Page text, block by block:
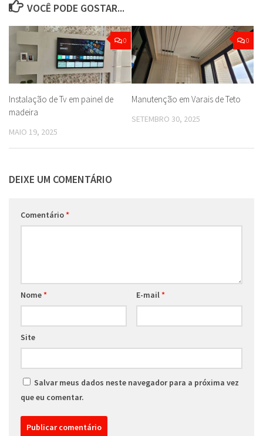
VOCÊ PODE GOSTAR...
0
Instalação de Tv em painel de
madeira
MAIO 19, 2025
0
Manutenção em Varais de Teto
SETEMBRO 30, 2025
DEIXE UM COMENTÁRIO
Comentário*
Nome* E-mail *
Site
Salvar meus dados neste navegador para a próxima vez
que eu comentar.